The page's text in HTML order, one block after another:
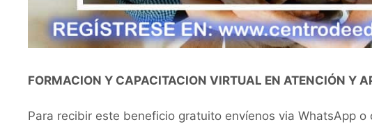
FORMACION Y CAPACITACION VIRTUAL EN ATENCIÓN Y
Para recibir este beneficio gratuito envíenos via WhatsApp